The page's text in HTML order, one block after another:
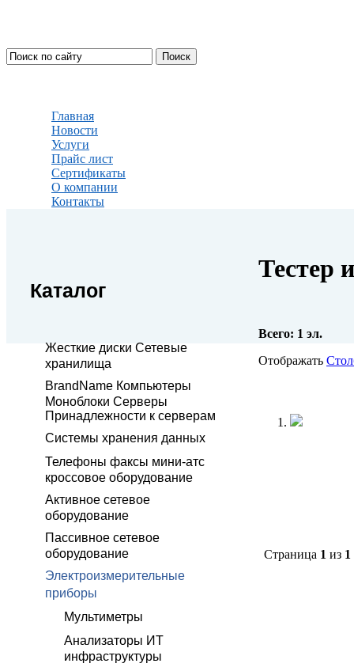
Главная
Новости
Услуги
Прайс лист
Сертификаты
О компании
Контакты
Каталог
Жесткие диски Сетевые
хранилища
BrandName Компьютеры
Моноблоки Серверы
Принадлежности к серверам
Системы хранения данных
Телефоны факсы мини-атс
кроссовое оборудование
Активное сетевое
оборудование
Пассивное сетевое
оборудование
Электроизмерительные
приборы
Мультиметры
Анализаторы ИТ
инфраструктуры
Тестер
Всего: 1 эл.
Отображать
Страница 1 из 1